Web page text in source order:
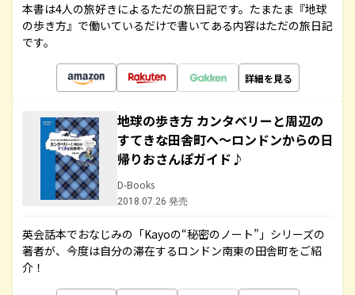
本書は4人の旅好きによるただの旅日記です。たまたま『地球
の歩き方』で働いているだけで書いてある内容はただの旅日記
です。
詳細を見る
地球の歩き方 カンタベリーと周辺の
すてきな田舎町へ～ロンドンからの日
帰りおさんぽガイド♪
D-Books
2018.07.26 発売
英会話本でおなじみの「Kayoの“秘密のノート”」シリーズの
著者が、今度は自分の滞在するロンドン南東の田舎町をご紹
介！